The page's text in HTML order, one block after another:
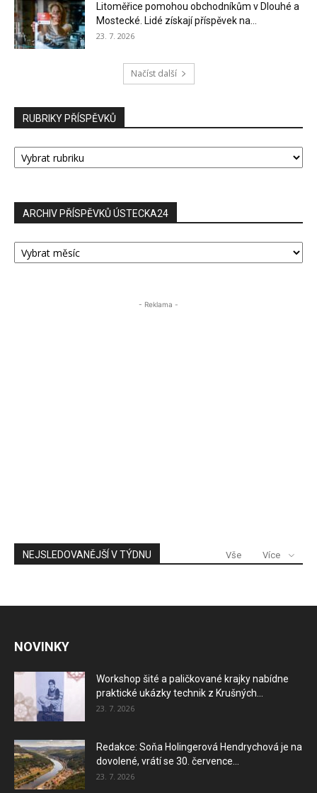
Litoměřice pomohou obchodníkům v Dlouhé a
Mostecké. Lidé získají příspěvek na...
23. 7. 2026
Načíst další
RUBRIKY PŘÍSPĚVKŮ
RUBRIKY
PŘÍSPĚVKŮ
ARCHIV PŘÍSPĚVKŮ ÚSTECKA24
ARCHIV
PŘÍSPĚVKŮ
- Reklama -
NEJSLEDOVANĚJŠÍ V TÝDNU Vše Více
NOVINKY
Workshop šité a paličkované krajky nabídne
praktické ukázky technik z Krušných...
23. 7. 2026
Redakce: Soňa Holingerová Hendrychová je na
dovolené, vrátí se 30. července...
23. 7. 2026